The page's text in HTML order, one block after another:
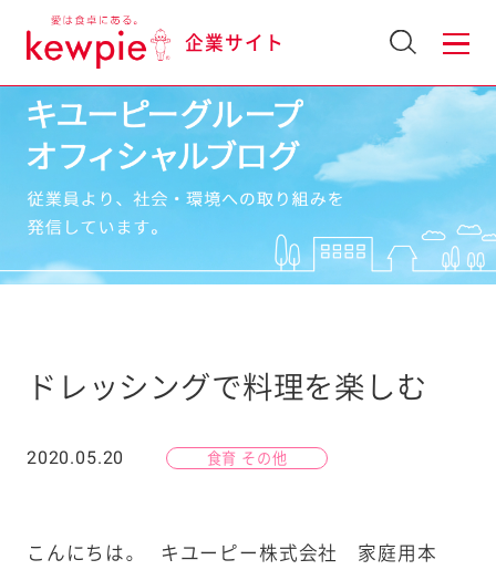
企業サイト
ドレッシングで料理を楽しむ
2020.05.20 食育 その他
こんにちは。 キユーピー株式会社 家庭用本